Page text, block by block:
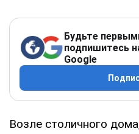
Будьте
подпишитесь
Google
Возле столичного